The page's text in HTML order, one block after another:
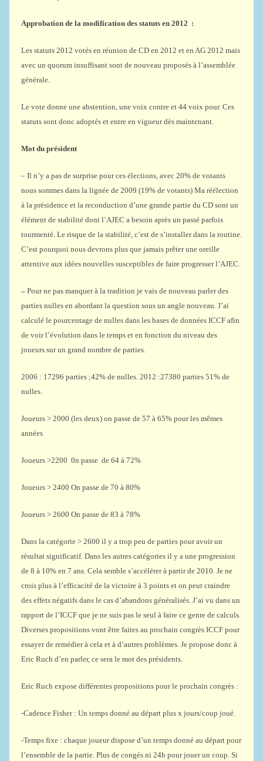
Approbation de la modification des statuts en 2012 :
Les statuts 2012 votés en réunion de CD en 2012 et en AG 2012 mais
avec un quorum insuffisant sont de nouveau proposés à l’assemblée
générale.
Le vote donne une abstention, une voix contre et 44 voix pour. Ces
statuts sont donc adoptés et entre en vigueur dès maintenant.
Mot du président
– Il n’y a pas de surprise pour ces élections, avec 20% de votants
nous sommes dans la lignée de 2009 (19% de votants) Ma réélection
à la présidence et la reconduction d’une grande partie du CD sont un
élément de stabilité dont l’AJEC a besoin après un passé parfois
tourmenté. Le risque de la stabilité, c’est de s’installer dans la routine.
C’est pourquoi nous devrons plus que jamais prêter une oreille
attentive aux idées nouvelles susceptibles de faire progresser l’AJEC.
– Pour ne pas manquer à la tradition je vais de nouveau parler des
parties nulles en abordant la question sous un angle nouveau. J’ai
calculé le pourcentage de nulles dans les bases de données ICCF afin
de voir l’évolution dans le temps et en fonction du niveau des
joueurs sur un grand nombre de parties.
2006 : 17296 parties ;42% de nulles. 2012 :27380 parties 51% de
nulles.
Joueurs > 2000 (les deux) on passe de 57 à 65% pour les mêmes
années
Joueurs >2200 0n passe de 64 à 72%
Joueurs > 2400 On passe de 70 à 80%
Joueurs > 2600 On passe de 83 à 78%
Dans la catégorie > 2600 il y a trop peu de parties pour avoir un
résultat significatif. Dans les autres catégories il y a une progression
de 8 à 10% en 7 ans. Cela semble s’accélérer à partir de 2010. Je ne
crois plus à l’efficacité de la victoire à 3 points et on peut craindre
des effets négatifs dans le cas d’abandons généralisés. J’ai vu dans un
rapport de l’ICCF que je ne suis pas le seul à faire ce genre de calculs.
Diverses propositions vont être faites au prochain congrès ICCF pour
essayer de remédier à cela et à d’autres problèmes. Je propose donc à
Eric Ruch d’en parler, ce sera le mot des présidents.
Eric Ruch expose différentes propositions pour le prochain congrès :
-Cadence Fisher : Un temps donné au départ plus x jours/coup joué.
-Temps fixe : chaque joueur dispose d’un temps donné au départ pour
l’ensemble de la partie. Plus de congés ni 24h pour jouer un coup. Si